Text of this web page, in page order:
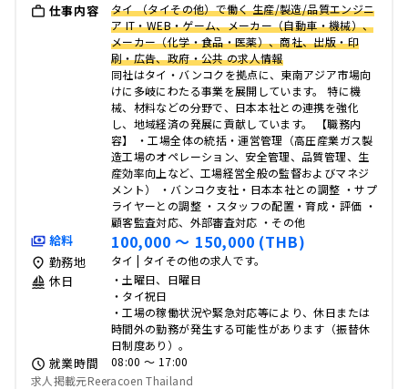
仕事内容
タイ （タイその他）で働く 生産/製造/品質エンジニ
ア IT・WEB・ゲーム、メーカー（自動車・機械）、
メーカー（化学・食品・医薬）、商社、出版・印
刷・広告、政府・公共 の求人情報
同社はタイ・バンコクを拠点に、東南アジア市場向
けに多岐にわたる事業を展開しています。 特に機
械、材料などの分野で、日本本社との連携を強化
し、地域経済の発展に貢献しています。 【職務内
容】 ・工場全体の統括・運営管理（高圧産業ガス製
造工場のオペレーション、安全管理、品質管理、生
産効率向上など、工場経営全般の監督およびマネジ
メント） ・バンコク支社・日本本社との調整 ・サプ
ライヤーとの調整 ・スタッフの配置・育成・評価 ・
顧客監査対応、外部審査対応 ・その他
給料 100,000 〜 150,000 (THB)
勤務地 タイ | タイその他の求人です。
休日
・土曜日、日曜日
・タイ祝日
・工場の稼働状況や緊急対応等により、休日または
時間外の勤務が発生する可能性があります（振替休
日制度あり）。
就業時間
08:00 〜 17:00
求人掲載元Reeracoen Thailand